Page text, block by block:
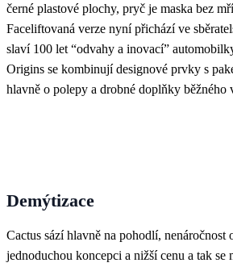
černé plastové plochy, pryč je maska bez
Faceliftovaná verze nyní přichází ve
slaví 100 let “odvahy a inovací”
Origins se kombinují designové prvky s
hlavně o polepy a drobné doplňky běžného
Demýtizace
Cactus sází hlavně na pohodlí, nenáročnost
jednoduchou koncepci a nižší cenu a tak se